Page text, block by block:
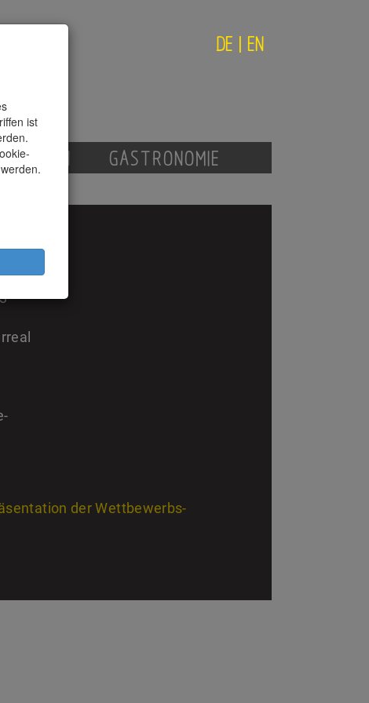
DE EN
MAGAZIN GASTRONOMIE
der Wettbewerbs-
ist